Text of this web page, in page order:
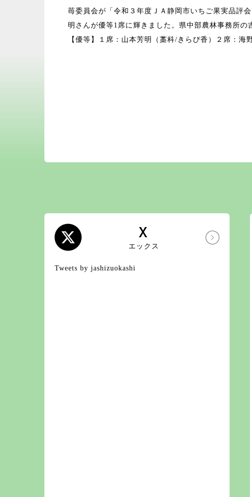
苺委員会が「令和３年度ＪＡ静岡市いちご果実品評
明さんが優等1席に輝きました。県中部農林事務所
【優等】１席：山本芳明（藁科/きらぴ香）２席：海
X
エックス
Tweets by jashizuokashi